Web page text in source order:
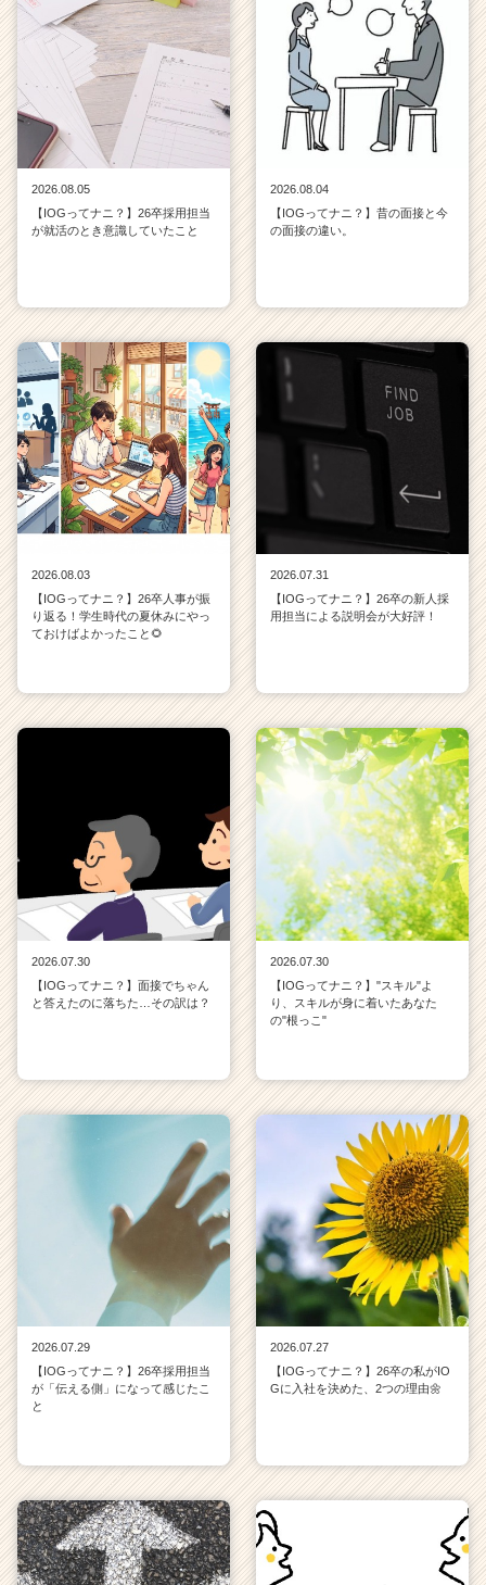
2026.08.05
【IOGってナニ？】26卒採用担当
が就活のとき意識していたこと
2026.08.04
【IOGってナニ？】昔の面接と今
の面接の違い。
2026.08.03
【IOGってナニ？】26卒人事が振
り返る！学生時代の夏休みにやっ
ておけばよかったこと🌻
2026.07.31
【IOGってナニ？】26卒の新人採
用担当による説明会が大好評！
2026.07.30
【IOGってナニ？】面接でちゃん
と答えたのに落ちた…その訳は？
2026.07.30
【IOGってナニ？】"スキル"よ
り、スキルが身に着いたあなた
の"根っこ"
2026.07.29
【IOGってナニ？】26卒採用担当
が「伝える側」になって感じたこ
と
2026.07.27
【IOGってナニ？】26卒の私がIO
Gに入社を決めた、2つの理由🌼